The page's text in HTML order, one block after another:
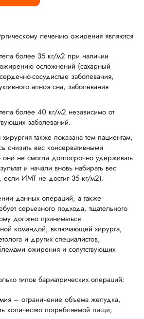
лечению ожирения являются
более 35 кг/м2 при наличии
осложнений (сахарный
сосудистые заболевания,
апноэ сна, заболевания
более 40 кг/м2 независимо от
заболеваний.
хирургия также показана тем пациентам,
снизить вес консервативными
не смогли долгосрочно удерживать
и начали вновь набирать вес
если ИМТ не достиг 35 кг/м2).
данных операций, а также
серьезного подхода, тщательного
должно приниматься
командой, включающей хирурга,
и других специалистов,
ожирения и сопутствующих
типов бариатрических операций:
– ограничение объема желудка,
количество потребляемой пищи;